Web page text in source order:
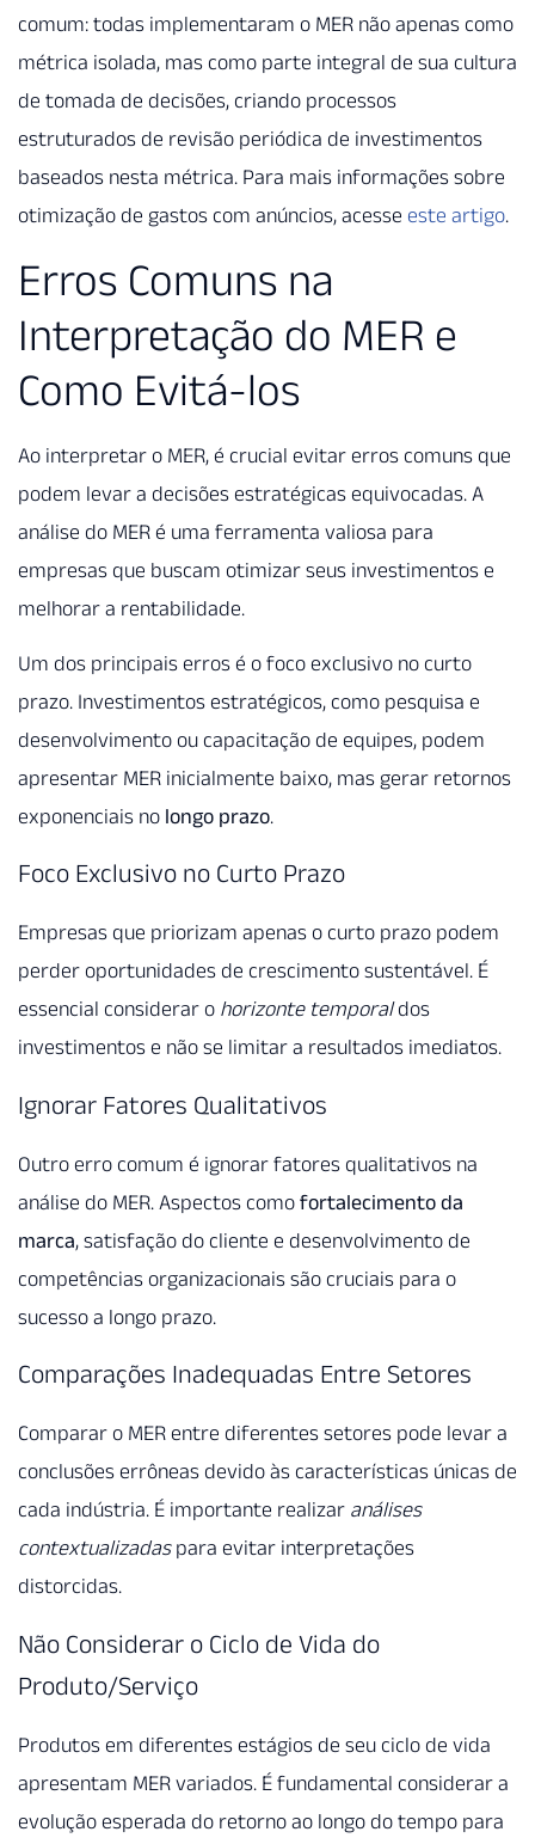
comum: todas implementaram o MER não apenas como
métrica isolada, mas como parte integral de sua cultura
de tomada de decisões, criando processos
estruturados de revisão periódica de investimentos
baseados nesta métrica. Para mais informações sobre
otimização de gastos com anúncios, acesse este artigo.
Erros Comuns na
Interpretação do MER e
Como Evitá-los
Ao interpretar o MER, é crucial evitar erros comuns que
podem levar a decisões estratégicas equivocadas. A
análise do MER é uma ferramenta valiosa para
empresas que buscam otimizar seus investimentos e
melhorar a rentabilidade.
Um dos principais erros é o foco exclusivo no curto
prazo. Investimentos estratégicos, como pesquisa e
desenvolvimento ou capacitação de equipes, podem
apresentar MER inicialmente baixo, mas gerar retornos
exponenciais no longo prazo.
Foco Exclusivo no Curto Prazo
Empresas que priorizam apenas o curto prazo podem
perder oportunidades de crescimento sustentável. É
essencial considerar o horizonte temporaldos
investimentos e não se limitar a resultados imediatos.
Ignorar Fatores Qualitativos
Outro erro comum é ignorar fatores qualitativos na
análise do MER. Aspectos como fortalecimento da
marca, satisfação do cliente e desenvolvimento de
competências organizacionais são cruciais para o
sucesso a longo prazo.
Comparações Inadequadas Entre Setores
Comparar o MER entre diferentes setores pode levar a
conclusões errôneas devido às características únicas de
cada indústria. É importante realizar análises
contextualizadaspara evitar interpretações
distorcidas.
Não Considerar o Ciclo de Vida do
Produto/Serviço
Produtos em diferentes estágios de seu ciclo de vida
apresentam MER variados. É fundamental considerar a
evolução esperada do retorno ao longo do tempo para